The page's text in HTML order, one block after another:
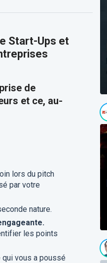
Start-Ups et
de
et ce, au-
lors du pitch
par votre
nature.
les points
qui vous a poussé